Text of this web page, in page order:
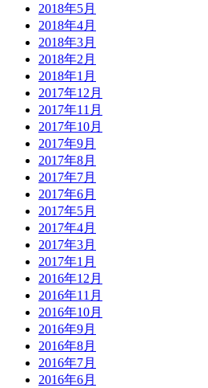
2018年5月
2018年4月
2018年3月
2018年2月
2018年1月
2017年12月
2017年11月
2017年10月
2017年9月
2017年8月
2017年7月
2017年6月
2017年5月
2017年4月
2017年3月
2017年1月
2016年12月
2016年11月
2016年10月
2016年9月
2016年8月
2016年7月
2016年6月